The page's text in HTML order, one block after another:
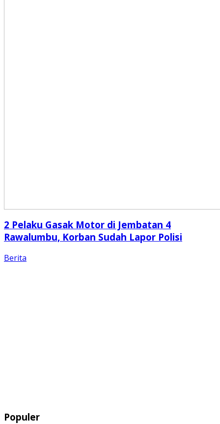
2 Pelaku Gasak Motor di Jembatan 4
Rawalumbu, Korban Sudah Lapor Polisi
Berita
Populer